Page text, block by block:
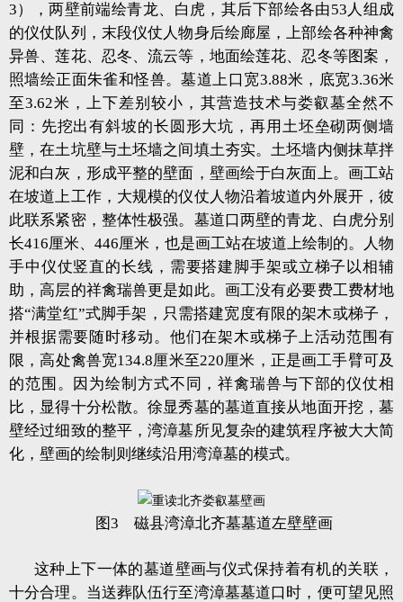
3），两壁前端绘青龙、白虎，其后下部绘各由53人组成
的仪仗队列，末段仪仗人物身后绘廊屋，上部绘各种神禽
异兽、莲花、忍冬、流云等，地面绘莲花、忍冬等图案，
照墙绘正面朱雀和怪兽。墓道上口宽3.88米，底宽3.36米
至3.62米，上下差别较小，其营造技术与娄叡墓全然不
同：先挖出有斜坡的长圆形大坑，再用土坯垒砌两侧墙
壁，在土坑壁与土坯墙之间填土夯实。土坯墙内侧抹草拌
泥和白灰，形成平整的壁面，壁画绘于白灰面上。画工站
在坡道上工作，大规模的仪仗人物沿着坡道内外展开，彼
此联系紧密，整体性极强。墓道口两壁的青龙、白虎分别
长416厘米、446厘米，也是画工站在坡道上绘制的。人物
手中仪仗竖直的长线，需要搭建脚手架或立梯子以相辅
助，高层的祥禽瑞兽更是如此。画工没有必要费工费材地
搭“满堂红”式脚手架，只需搭建宽度有限的架木或梯子，
并根据需要随时移动。他们在架木或梯子上活动范围有
限，高处禽兽宽134.8厘米至220厘米，正是画工手臂可及
的范围。因为绘制方式不同，祥禽瑞兽与下部的仪仗相
比，显得十分松散。徐显秀墓的墓道直接从地面开挖，墓
壁经过细致的整平，湾漳墓所见复杂的建筑程序被大大简
化，壁画的绘制则继续沿用湾漳墓的模式。
图3 磁县湾漳北齐墓墓道左壁壁画
这种上下一体的墓道壁画与仪式保持着有机的关联，
十分合理。当送葬队伍行至湾漳墓墓道口时，便可望见照